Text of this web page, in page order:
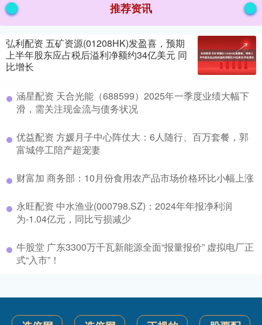
推荐资讯
弘利配资 五矿资源(01208HK)发盈喜，预期
上半年股东应占税后溢利净额约34亿美元 同
比增长
涵星配资 天合光能（688599）2025年一季度业绩大幅下
滑，需关注现金流与债务状况
优益配资 方媛月子中心阵仗大：6人随行、百万套餐，郭
富城停工陪产超宠妻
财富加 商务部：10月份食用农产品市场价格环比小幅上涨
永旺配资 中水渔业(000798.SZ)：2024年年报净利润
为-1.04亿元，同比亏损减少
牛股堂 广东3300万千瓦新能源全面“报量报价” 虚拟电厂正
式“入市”！